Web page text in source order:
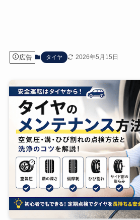
広告 タイヤ 2026年5月15日